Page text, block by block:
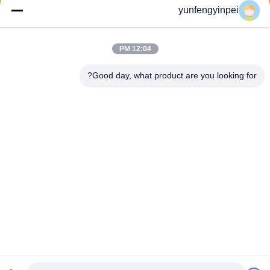
yunfengyinpei
12:04 PM
Good day, what product are you looking for?